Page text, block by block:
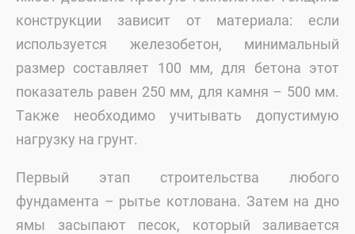
конструкции зависит от материала: если
используется железобетон, минимальный
размер составляет 100 мм, для бетона этот
показатель равен 250 мм, для камня – 500 мм.
Также необходимо учитывать допустимую
нагрузку на грунт.
Первый этап строительства любого
фундамента – рытье котлована. Затем на дно
ямы засыпают песок, который заливается